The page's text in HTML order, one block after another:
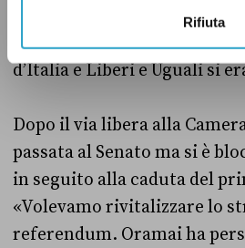
Rifiuta
nella votazione finale il PD
contro, così come Forza
d’Italia e Liberi e Uguali si
Dopo il via libera alla
passata al Senato ma si è
in seguito alla caduta del
«Volevamo rivitalizzare lo
referendum. Oramai ha